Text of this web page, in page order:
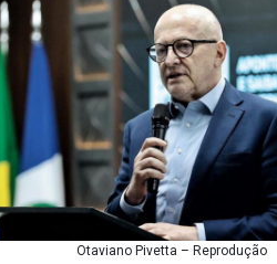
Otaviano Pivetta – Reprodução